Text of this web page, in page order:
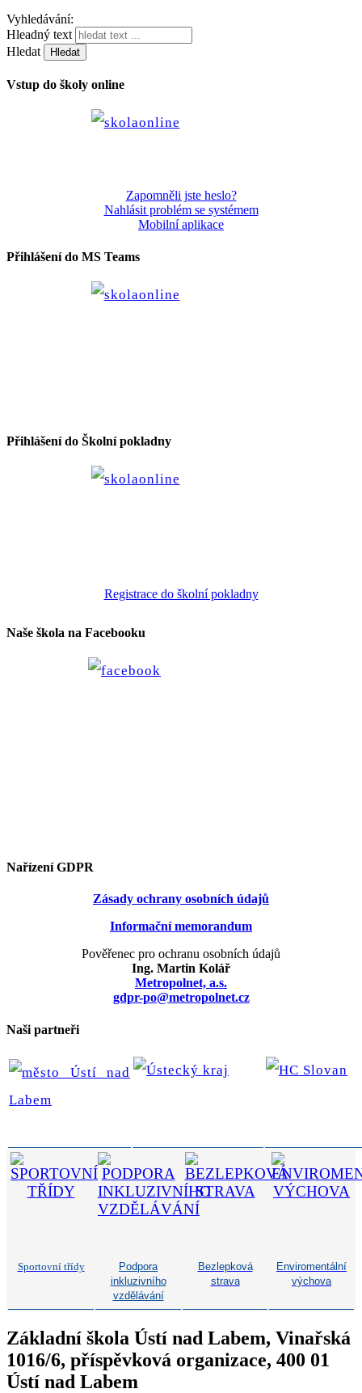
Vyhledávání:
Hleadný text
Hledat
Vstup do školy online
Zapomněli jste heslo?
Nahlásit problém se systémem
Mobilní aplikace
Přihlášení do MS Teams
Přihlášení do Školní pokladny
Registrace do školní pokladny
Naše škola na Facebooku
Nařízení GDPR
Zásady ochrany osobních údajů
Informační memorandum
Pověřenec pro ochranu osobních údajů
Ing. Martin Kolář
Metropolnet, a.s.
gdpr-po@metropolnet.cz
Naši partneři
Sportovní třídy
Podpora
inkluzivního
vzdělávání
Bezlepková
strava
Enviromentální
výchova
Základní škola Ústí nad Labem, Vinařská
1016/6, příspěvková organizace, 400 01
Ústí nad Labem